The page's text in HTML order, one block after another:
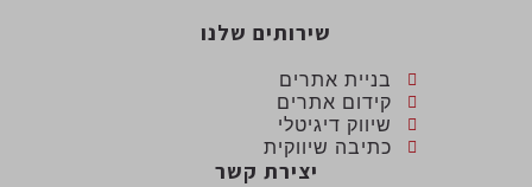
שירותים שלנו
בניית אתרים
קידום אתרים
שיווק דיגיטלי
כתיבה שיווקית
יצירת קשר